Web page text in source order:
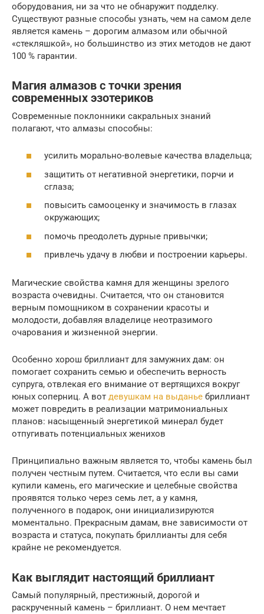
оборудования, ни за что не обнаружит подделку.
Существуют разные способы узнать, чем на самом деле
является камень – дорогим алмазом или обычной
«стекляшкой», но большинство из этих методов не дают
100 % гарантии.
Магия алмазов с точки зрения
современных эзотериков
Современные поклонники сакральных знаний
полагают, что алмазы способны:
усилить морально-волевые качества владельца;
защитить от негативной энергетики, порчи и
сглаза;
повысить самооценку и значимость в глазах
окружающих;
помочь преодолеть дурные привычки;
привлечь удачу в любви и построении карьеры.
Магические свойства камня для женщины зрелого
возраста очевидны. Считается, что он становится
верным помощником в сохранении красоты и
молодости, добавляя владелице неотразимого
очарования и жизненной энергии.
Особенно хорош бриллиант для замужних дам: он
помогает сохранить семью и обеспечить верность
супруга, отвлекая его внимание от вертящихся вокруг
юных соперниц. А вот девушкам на выданье бриллиант
может повредить в реализации матримониальных
планов: насыщенный энергетикой минерал будет
отпугивать потенциальных женихов
Принципиально важным является то, чтобы камень был
получен честным путем. Считается, что если вы сами
купили камень, его магические и целебные свойства
проявятся только через семь лет, а у камня,
полученного в подарок, они инициализируются
моментально. Прекрасным дамам, вне зависимости от
возраста и статуса, покупать бриллианты для себя
крайне не рекомендуется.
Как выглядит настоящий бриллиант
Самый популярный, престижный, дорогой и
раскрученный камень – бриллиант. О нем мечтает